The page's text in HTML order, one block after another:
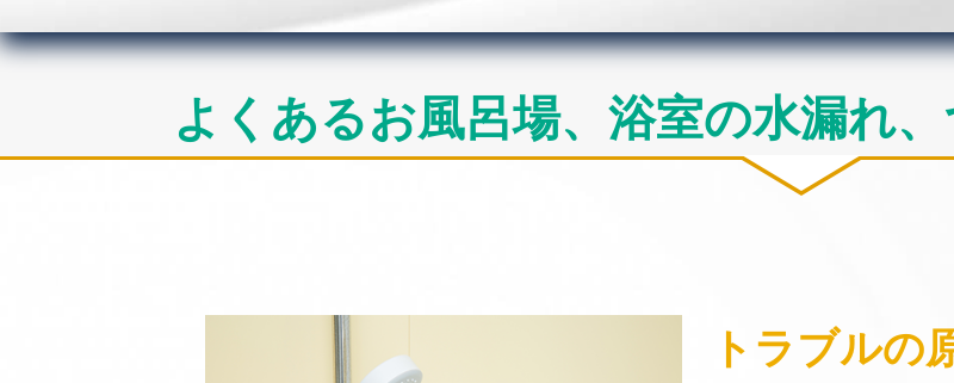
よくあるお風呂場、浴室の水漏れ
トラブルの